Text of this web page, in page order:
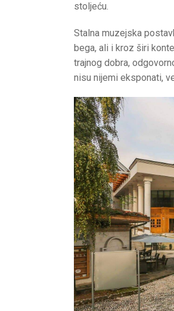
stoljeću.
Stalna muzejska
bega, ali i kroz širi
trajnog dobra,
nisu nijemi eksponati,